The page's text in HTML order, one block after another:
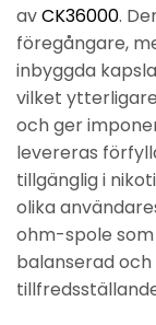
avCK36000.
föregångare,
inbyggda
vilket
och ger
levereras
tillgänglig i
olika
ohm-spole
balanserad